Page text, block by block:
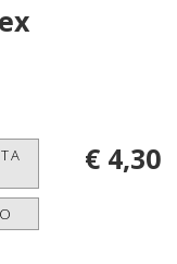
€ 4,30